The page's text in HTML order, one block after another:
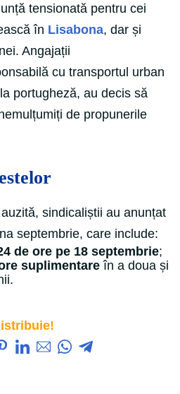
tensionată pentru cei
în Lisabona, dar și
Angajații
cu transportul urban
portugheză, au decis să
de propunerile
sindicaliștii au anunțat
septembrie, care include:
de ore pe 18 septembrie;
suplimentare în a doua și